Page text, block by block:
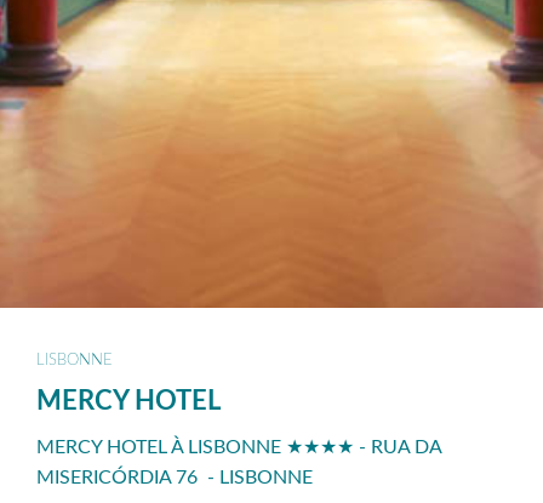
LISBONNE
MERCY HOTEL
MERCY HOTEL À LISBONNE ★★★★ - RUA DA
MISERICÓRDIA 76 - LISBONNE